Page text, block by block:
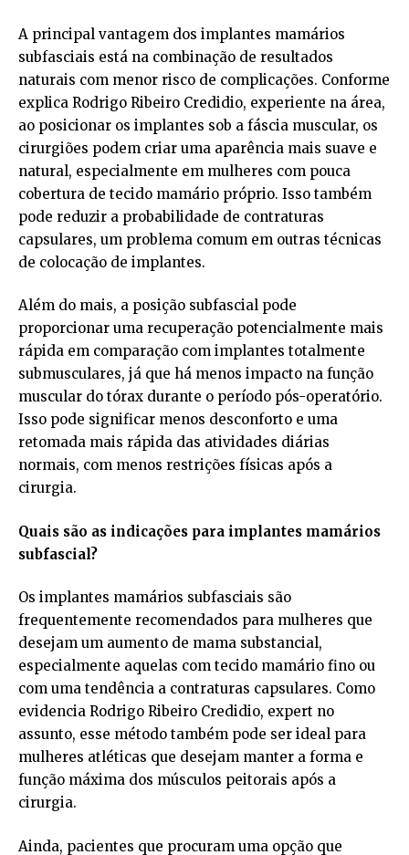
A principal vantagem dos implantes mamários
subfasciais está na combinação de resultados
naturais com menor risco de complicações. Conforme
explica Rodrigo Ribeiro Credidio, experiente na área,
ao posicionar os implantes sob a fáscia muscular, os
cirurgiões podem criar uma aparência mais suave e
natural, especialmente em mulheres com pouca
cobertura de tecido mamário próprio. Isso também
pode reduzir a probabilidade de contraturas
capsulares, um problema comum em outras técnicas
de colocação de implantes.
Além do mais, a posição subfascial pode
proporcionar uma recuperação potencialmente mais
rápida em comparação com implantes totalmente
submusculares, já que há menos impacto na função
muscular do tórax durante o período pós-operatório.
Isso pode significar menos desconforto e uma
retomada mais rápida das atividades diárias
normais, com menos restrições físicas após a
cirurgia.
Quais são as indicações para implantes mamários
subfascial?
Os implantes mamários subfasciais são
frequentemente recomendados para mulheres que
desejam um aumento de mama substancial,
especialmente aquelas com tecido mamário fino ou
com uma tendência a contraturas capsulares. Como
evidencia Rodrigo Ribeiro Credidio, expert no
assunto, esse método também pode ser ideal para
mulheres atléticas que desejam manter a forma e
função máxima dos músculos peitorais após a
cirurgia.
Ainda, pacientes que procuram uma opção que